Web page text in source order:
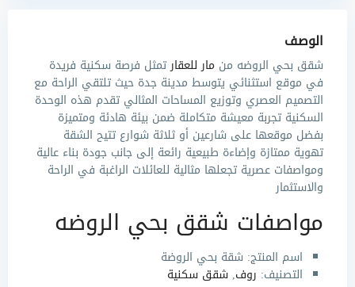
الوصف
شقق بحي الروضه من مار للعقارتمثل فرصة سكنية فريدة
في موقع استثنائي يتوسط مدينة جدة حيث تلتقي الراحة مع
التصميم العصري وتوزيع المساحات المثالي تقدم هذه الوحدة
السكنية تجربة معيشة متكاملة ضمن بيئة هادئة ومتميزة
بفضل موقعها على شارعين أو ثلاثة شوارع تتيح الشقة
تهوية ممتازة وإضاءة طبيعية رائعة إلى جانب جودة بناء عالية
ومواصفات عصرية تجعلها مثالية للعائلات الراغبة في الراحة
والاستثمار
مواصفات شقق بحي الروضه
اسم المنتج: شقة بحي الروضة
التصنيف: روف,شقق سكنية